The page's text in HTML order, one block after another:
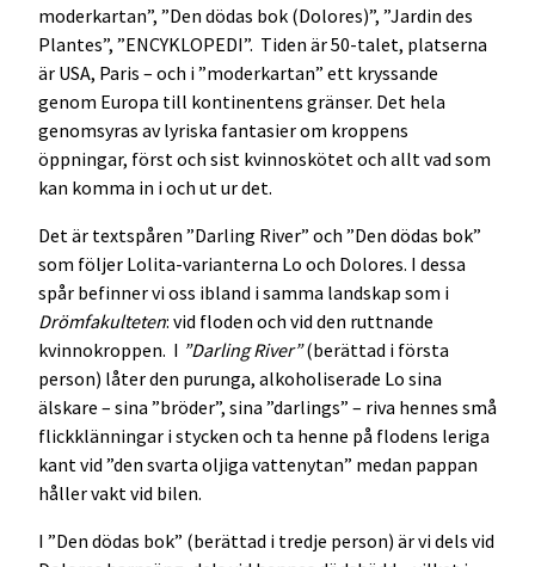
moderkartan”, ”Den dödas bok (Dolores)”, ”Jardin des
Plantes”, ”ENCYKLOPEDI”. Tiden är 50-talet, platserna
är USA, Paris – och i ”moderkartan” ett kryssande
genom Europa till kontinentens gränser. Det hela
genomsyras av lyriska fantasier om kroppens
öppningar, först och sist kvinnoskötet och allt vad som
kan komma in i och ut ur det.
Det är textspåren ”Darling River” och ”Den dödas bok”
som följer Lolita-varianterna Lo och Dolores. I dessa
spår befinner vi oss ibland i samma landskap som i
Drömfakulteten: vid floden och vid den ruttnande
kvinnokroppen. I ”Darling River”(berättad i första
person) låter den purunga, alkoholiserade Lo sina
älskare – sina ”bröder”, sina ”darlings” – riva hennes små
flickklänningar i stycken och ta henne på flodens leriga
kant vid ”den svarta oljiga vattenytan” medan pappan
håller vakt vid bilen.
I ”Den dödas bok” (berättad i tredje person) är vi dels vid